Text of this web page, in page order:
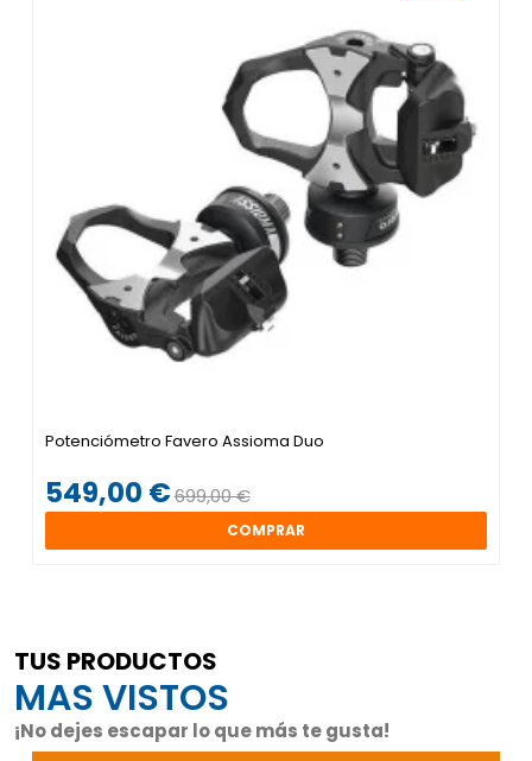
Potenciómetro Favero Assioma Duo
549,00 €699,00 €
COMPRAR
TUS PRODUCTOS
MAS VISTOS
¡No dejes escapar lo que más te gusta!